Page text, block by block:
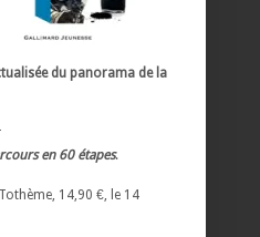
du panorama de la
en 60 étapes.
14,90 €, le 14